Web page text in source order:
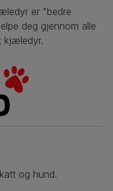
er "bedre
deg gjennom alle
kjæledyr.
og hund.